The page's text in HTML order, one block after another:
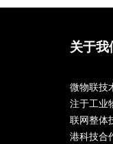
关于我
微物联技
注于工业
联网整体
港科技合